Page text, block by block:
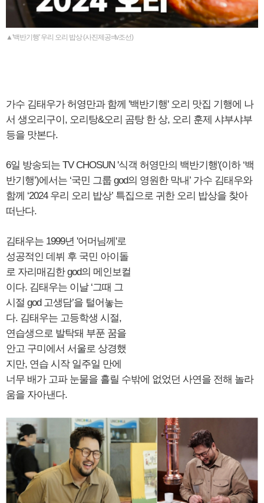
▲'백반기행' 우리 오리 밥상 (사진제공=tv조선)
가수 김태우가 허영만과 함께 '백반기행' 오리 맛집 기행에 나
서 생오리구이, 오리탕&오리 곰탕 한 상, 오리 훈제 샤부샤부
등을 맛본다.
6일 방송되는 TV CHOSUN '식객 허영만의 백반기행'(이하 ‘백
반기행’)에서는 ‘국민 그룹 god의 영원한 막내’ 가수 김태우와
함께 ‘2024 우리 오리 밥상’ 특집으로 귀한 오리 밥상을 찾아
떠난다.
김태우는 1999년 '어머님께'로
성공적인 데뷔 후 국민 아이돌
로 자리매김한 god의 메인보컬
이다. 김태우는 이날 ‘그때 그
시절 god 고생담’을 털어놓는
다. 김태우는 고등학생 시절,
연습생으로 발탁돼 부푼 꿈을
안고 구미에서 서울로 상경했
지만, 연습 시작 일주일 만에
너무 배가 고파 눈물을 흘릴 수밖에 없었던 사연을 전해 놀라
움을 자아낸다.